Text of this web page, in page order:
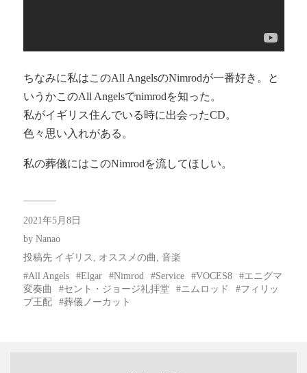
ちなみに私はこのAll AngelsのNimrodが一番好き。と
いうかこのAll Angelsでnimrodを知った。
私がイギリス住んでいる時に出会ったCD。
色々思い入れがある。
私の葬儀にはこのNimrodを流してほしい。
2021年5月8日
by Nanao
投稿先 イギリス , オススメの曲 , 音楽
All Angels
Elgar Nimrod Service VOCES8
エニグマ
変奏曲
セント・ジョージ礼拝堂 ニムロッド
フィリッ
プ王配
葬儀ノーカット